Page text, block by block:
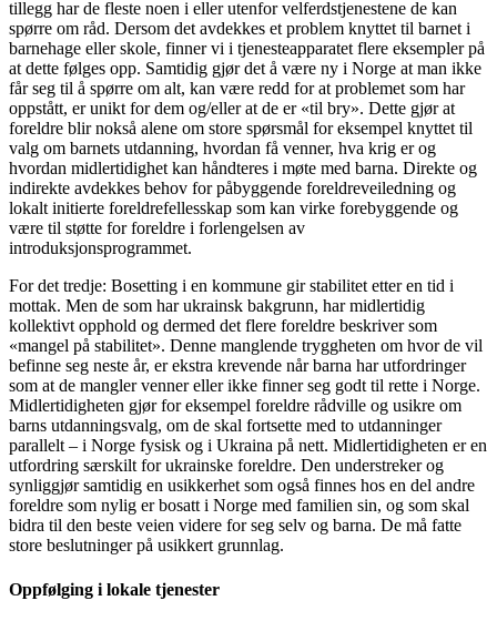
tillegg har de fleste noen i eller utenfor velferdstjenestene de kan
spørre om råd. Dersom det avdekkes et problem knyttet til barnet i
barnehage eller skole, finner vi i tjenesteapparatet flere eksempler på
at dette følges opp. Samtidig gjør det å være ny i Norge at man ikke
får seg til å spørre om alt, kan være redd for at problemet som har
oppstått, er unikt for dem og/eller at de er «til bry». Dette gjør at
foreldre blir nokså alene om store spørsmål for eksempel knyttet til
valg om barnets utdanning, hvordan få venner, hva krig er og
hvordan midlertidighet kan håndteres i møte med barna. Direkte og
indirekte avdekkes behov for påbyggende foreldreveiledning og
lokalt initierte foreldrefellesskap som kan virke forebyggende og
være til støtte for foreldre i forlengelsen av
introduksjonsprogrammet.
For det tredje: Bosetting i en kommune gir stabilitet etter en tid i
mottak. Men de som har ukrainsk bakgrunn, har midlertidig
kollektivt opphold og dermed det flere foreldre beskriver som
«mangel på stabilitet». Denne manglende tryggheten om hvor de vil
befinne seg neste år, er ekstra krevende når barna har utfordringer
som at de mangler venner eller ikke finner seg godt til rette i Norge.
Midlertidigheten gjør for eksempel foreldre rådville og usikre om
barns utdanningsvalg, om de skal fortsette med to utdanninger
parallelt – i Norge fysisk og i Ukraina på nett. Midlertidigheten er en
utfordring særskilt for ukrainske foreldre. Den understreker og
synliggjør samtidig en usikkerhet som også finnes hos en del andre
foreldre som nylig er bosatt i Norge med familien sin, og som skal
bidra til den beste veien videre for seg selv og barna. De må fatte
store beslutninger på usikkert grunnlag.
Oppfølging i lokale tjenester